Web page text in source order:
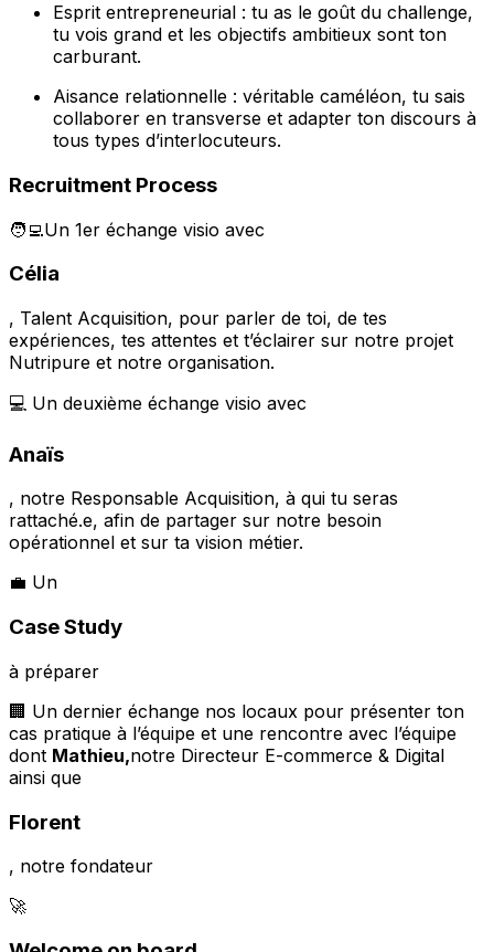
Esprit entrepreneurial : tu as le goût du challenge,
tu vois grand et les objectifs ambitieux sont ton
carburant.
Aisance relationnelle : véritable caméléon, tu sais
collaborer en transverse et adapter ton discours à
tous types d’interlocuteurs.
Recruitment Process
🧑‍💻Un 1er échange visio avec
Célia
, Talent Acquisition, pour parler de toi, de tes
expériences, tes attentes et t’éclairer sur notre projet
Nutripure et notre organisation.
💻 Un deuxième échange visio avec
Anaïs
, notre Responsable Acquisition, à qui tu seras
rattaché.e, afin de partager sur notre besoin
opérationnel et sur ta vision métier.
💼 Un
Case Study
à préparer
🏢 Un dernier échange nos locaux pour présenter ton
cas pratique à l’équipe et une rencontre avec l’équipe
dont Mathieu,notre Directeur E-commerce & Digital
ainsi que
Florent
, notre fondateur
🚀